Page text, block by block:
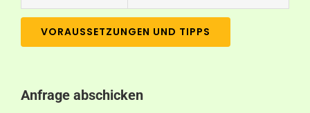
VORAUSSETZUNGEN UND TIPPS
Anfrage abschicken